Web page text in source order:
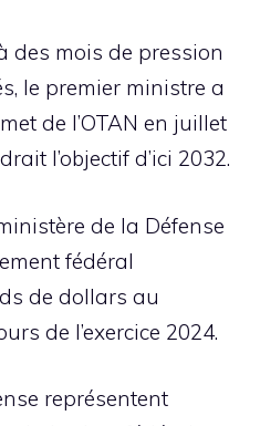
des mois de pression
le premier ministre a
de l’OTAN en juillet
l’objectif d’ici 2032.
de la Défense
fédéral
de dollars au
de l’exercice 2024.
représentent